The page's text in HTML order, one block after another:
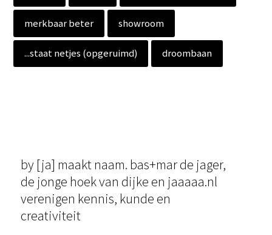
merkbaar beter showroom
...staat netjes (opgeruimd) droombaan
by [ja] maakt naam. bas+mar de jager,
de jonge hoek van dijke en jaaaaa.nl
verenigen kennis, kunde en
creativiteit